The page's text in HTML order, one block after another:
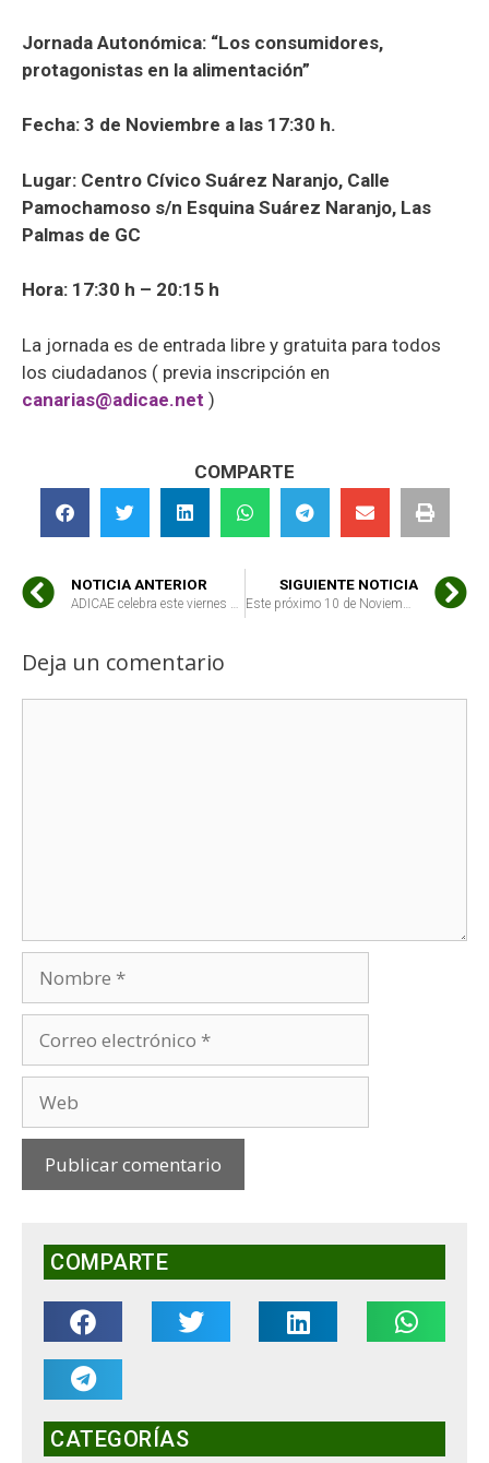
Jornada Autonómica: “Los consumidores,
protagonistas en la alimentación”
Fecha: 3 de Noviembre a las 17:30 h.
Lugar: Centro Cívico Suárez Naranjo, Calle
Pamochamoso s/n Esquina Suárez Naranjo, Las
Palmas de GC
Hora: 17:30 h – 20:15 h
La jornada es de entrada libre y gratuita para todos
los ciudadanos ( previa inscripción en
canarias@adicae.net )
COMPARTE
NOTICIA ANTERIOR
ADICAE celebra este viernes 3 de Noviembre en Málaga la Jornada: “Los consumidores, protagonistas en la alimentación”
SIGUIENTE NOTICIA
Este próximo 10 de Noviembre, ADICAE celebra en Gijón el taller «Análisis del sistema agroalimentario actual y propuestas para un cambio de modelo»
Deja un comentario
COMPARTE
CATEGORÍAS